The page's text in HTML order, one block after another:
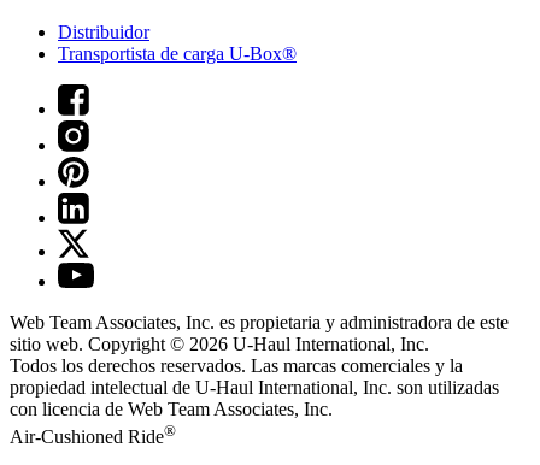
Distribuidor
Transportista de carga U-Box®
Web Team Associates, Inc. es propietaria y administradora de este
sitio web. Copyright © 2026 U-Haul International, Inc.
Todos los derechos reservados. Las marcas comerciales y la
propiedad intelectual de U-Haul International, Inc. son utilizadas
con licencia de Web Team Associates, Inc.
Air-Cushioned Ride®